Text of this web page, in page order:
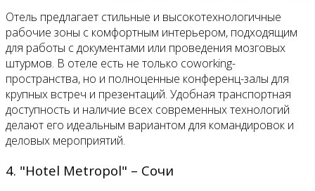
Отель предлагает стильные и высокотехнологичные
рабочие зоны с комфортным интерьером, подходящим
для работы с документами или проведения мозговых
штурмов. В отеле есть не только coworking-
пространства, но и полноценные конференц-залы для
крупных встреч и презентаций. Удобная транспортная
доступность и наличие всех современных технологий
делают его идеальным вариантом для командировок и
деловых мероприятий.
4. "Hotel Metropol" – Сочи